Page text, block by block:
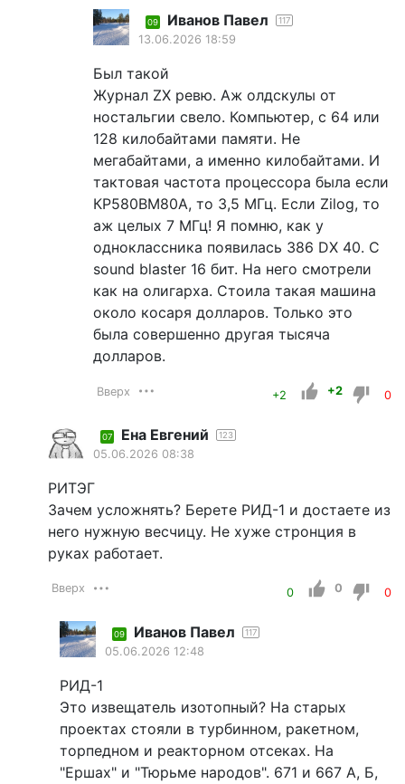
09 Иванов Павел 117
13.06.2026 18:59
Был такой
Журнал ZX ревю. Аж олдскулы от
ностальгии свело. Компьютер, с 64 или
128 килобайтами памяти. Не
мегабайтами, а именно килобайтами. И
тактовая частота процессора была если
КР580ВМ80А, то 3,5 МГц. Если Zilog, то
аж целых 7 МГц! Я помню, как у
одноклассника появилась 386 DX 40. С
sound blaster 16 бит. На него смотрели
как на олигарха. Стоила такая машина
около косаря долларов. Только это
была совершенно другая тысяча
долларов.
Вверх +2 +2 0
07 Ена Евгений 123
05.06.2026 08:38
РИТЭГ
Зачем усложнять? Берете РИД-1 и достаете из
него нужную весчицу. Не хуже стронция в
руках работает.
Вверх 0 0 0
09 Иванов Павел 117
05.06.2026 12:48
РИД-1
Это извещатель изотопный? На старых
проектах стояли в турбинном, ракетном,
торпедном и реакторном отсеках. На
"Ершах" и "Тюрьме народов". 671 и 667 А, Б,